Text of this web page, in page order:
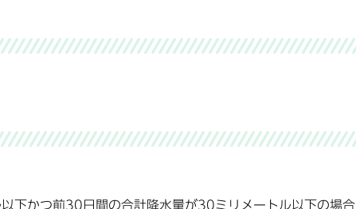
下かつ前30日間の合計降水量が30ミリメートル以下の場合